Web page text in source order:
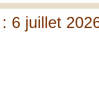
6 juillet